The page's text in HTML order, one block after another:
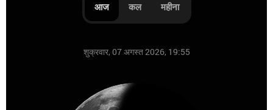
आज कल महीना
शुक्रवार, 07 अगस्त 2026, 19:55